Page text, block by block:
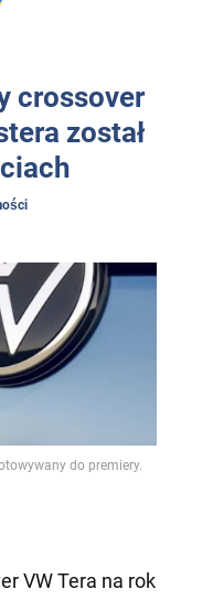
crossover
został
do premiery.
VW Tera na rok